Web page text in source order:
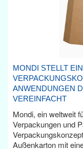
MONDI STELLT
ANWENDUNGEN
VEREINFACHT
Mondi, ein weltweit
Verpackungen und
Außenkarton mit